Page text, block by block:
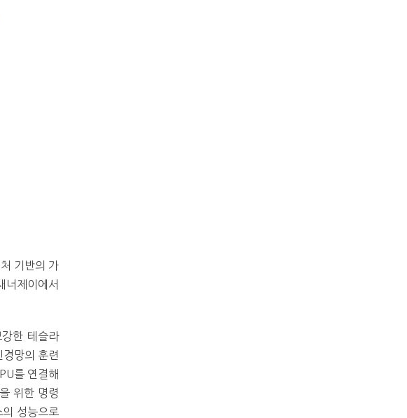
기반의 가
너제이에서
한 테슬라
망의 훈련
를 연결해
위한 명령
성능으로